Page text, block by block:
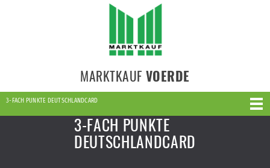
MARKTKAUF VOERDE
3-FACH PUNKTE DEUTSCHLANDCARD
3-FACH PUNKTE
DEUTSCHLANDCARD